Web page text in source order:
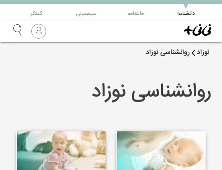
دانشنامه
▼ ماهنامه سیسمونی گفتگو
نوزاد روانشناسی نوزاد
روانشناسی نوزاد